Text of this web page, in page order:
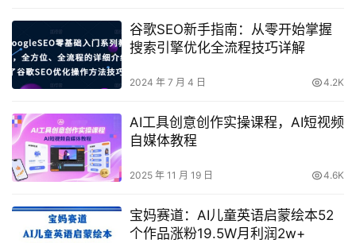
谷歌SEO新手指南：从零开始掌握
搜索引擎优化全流程技巧详解
2024 年 7 月 4 日 4.2K
AI工具创意创作实操课程，AI短视频
自媒体教程
2025 年 11 月 19 日 4.6K
宝妈赛道：AI儿童英语启蒙绘本52
个作品涨粉19.5W月利润2w+